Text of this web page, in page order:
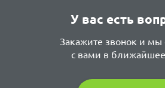
У вас есть
Закажите звонок и мы
с вами в